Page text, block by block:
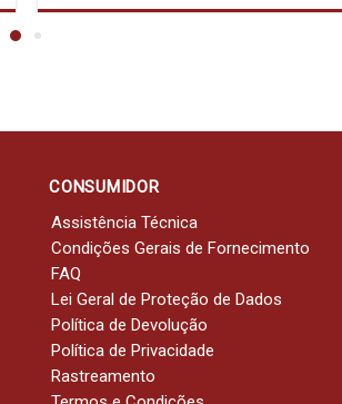
CONSUMIDOR
Assistência Técnica
Condições Gerais de Fornecimento
FAQ
Lei Geral de Proteção de Dados
Política de Devolução
Política de Privacidade
Rastreamento